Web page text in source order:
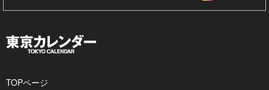
TOPページ